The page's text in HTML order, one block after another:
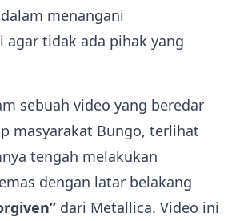
menangani
agar tidak ada pihak yang
sebuah video yang beredar
masyarakat Bungo, terlihat
tengah melakukan
dengan latar belakang
dari Metallica. Video ini